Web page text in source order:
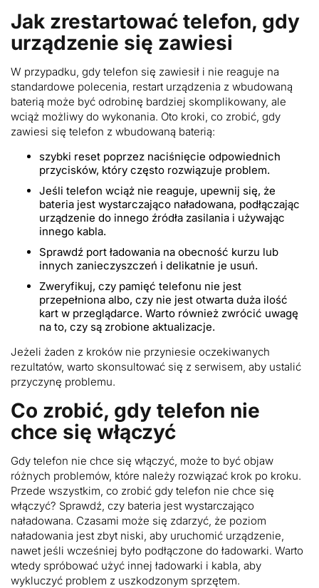
Jak zrestartować telefon, gdy
urządzenie się zawiesi
W przypadku, gdy telefon się zawiesił i nie reaguje na
standardowe polecenia, restart urządzenia z wbudowaną
baterią może być odrobinę bardziej skomplikowany, ale
wciąż możliwy do wykonania. Oto kroki, co zrobić, gdy
zawiesi się telefon z wbudowaną baterią:
szybki reset poprzez naciśnięcie odpowiednich
przycisków, który często rozwiązuje problem.
Jeśli telefon wciąż nie reaguje, upewnij się, że
bateria jest wystarczająco naładowana, podłączając
urządzenie do innego źródła zasilania i używając
innego kabla.
Sprawdź port ładowania na obecność kurzu lub
innych zanieczyszczeń i delikatnie je usuń.
Zweryfikuj, czy pamięć telefonu nie jest
przepełniona albo, czy nie jest otwarta duża ilość
kart w przeglądarce. Warto również zwrócić uwagę
na to, czy są zrobione aktualizacje.
Jeżeli żaden z kroków nie przyniesie oczekiwanych
rezultatów, warto skonsultować się z serwisem, aby ustalić
przyczynę problemu.
Co zrobić, gdy telefon nie
chce się włączyć
Gdy telefon nie chce się włączyć, może to być objaw
różnych problemów, które należy rozwiązać krok po kroku.
Przede wszystkim, co zrobić gdy telefon nie chce się
włączyć? Sprawdź, czy bateria jest wystarczająco
naładowana. Czasami może się zdarzyć, że poziom
naładowania jest zbyt niski, aby uruchomić urządzenie,
nawet jeśli wcześniej było podłączone do ładowarki. Warto
wtedy spróbować użyć innej ładowarki i kabla, aby
wykluczyć problem z uszkodzonym sprzętem.